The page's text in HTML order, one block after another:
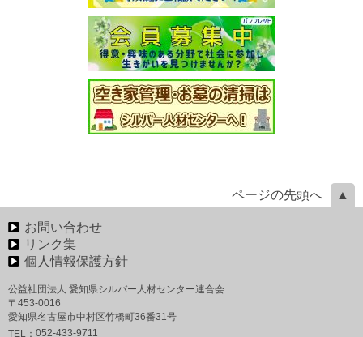
ページの先頭へ
お問い合わせ
リンク集
個人情報保護方針
公益社団法人 愛知県シルバー人材センター連合会
〒453-0016
愛知県名古屋市中村区竹橋町36番31号
TEL： 052-433-9711